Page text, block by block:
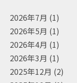
2026年7月 (1)
2026年5月 (1)
2026年4月 (1)
2026年3月 (1)
2025年12月 (2)